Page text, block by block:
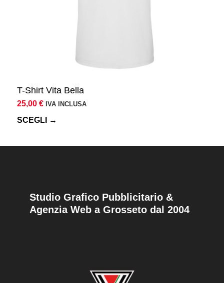
T-Shirt Vita Bella
25,00 € IVA INCLUSA
SCEGLI →
Studio Grafico Pubblicitario &
Agenzia Web a Grosseto dal 2004